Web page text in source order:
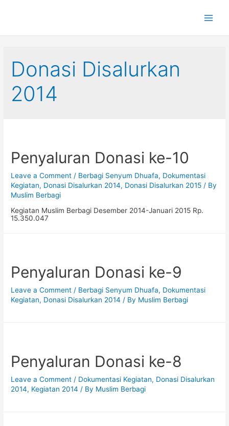
Donasi Disalurkan
2014
Penyaluran Donasi ke-10
Leave a Comment / Berbagi Senyum Dhuafa, Dokumentasi
Kegiatan, Donasi Disalurkan 2014, Donasi Disalurkan 2015 / By
Muslim Berbagi
Kegiatan Muslim Berbagi Desember 2014-Januari 2015 Rp.
15.350.047
Penyaluran Donasi ke-9
Leave a Comment / Berbagi Senyum Dhuafa, Dokumentasi
Kegiatan, Donasi Disalurkan 2014 / By Muslim Berbagi
Penyaluran Donasi ke-8
Leave a Comment / Dokumentasi Kegiatan, Donasi Disalurkan
2014, Kegiatan 2014 / By Muslim Berbagi